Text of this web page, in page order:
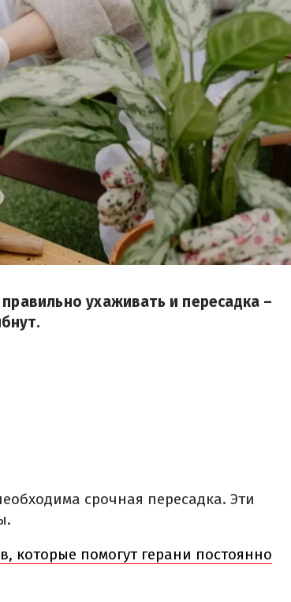
ухаживать и пересадка –
срочная пересадка. Эти
которые помогут герани постоянно